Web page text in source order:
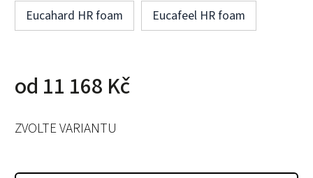
Eucahard HR foam Eucafeel HR foam
od 11 168 Kč
ZVOLTE VARIANTU